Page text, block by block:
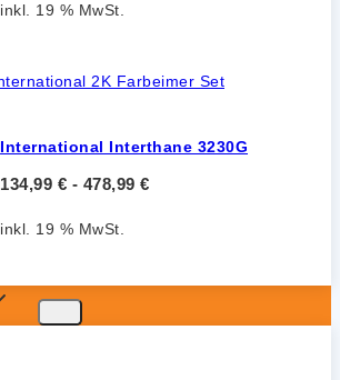
inkl. 19 % MwSt.
International Interthane 3230G
134,99 € - 478,99 €
inkl. 19 % MwSt.